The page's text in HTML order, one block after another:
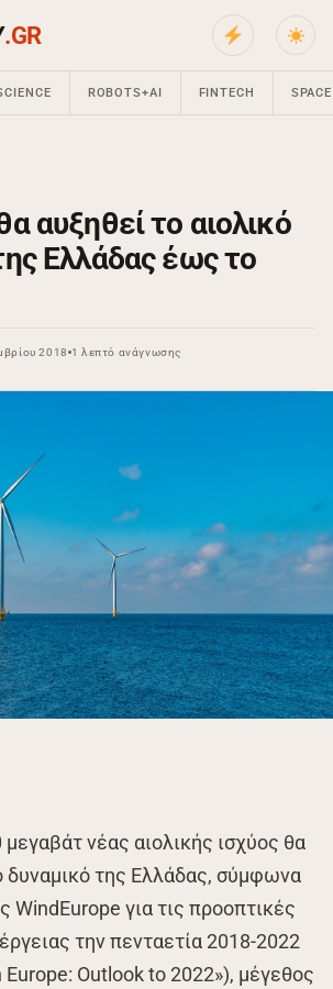
.GR
ROBOTS+AI FINTECH SPACE
αυξηθεί το αιολικό
Ελλάδας έως το
2018 1 λεπτό ανάγνωσης
νέας αιολικής ισχύος θα
δυναμικό της Ελλάδας, σύμφωνα
WindEurope για τις προοπτικές
την πενταετία 2018-2022
Europe: Outlook to 2022»), μέγεθος